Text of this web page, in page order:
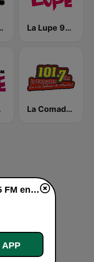
FM La Lupe 95.3 FM | La Lupe CD Victoria
La Comadre 101.7
La Explosiva 102.5 FM en vivo
APP